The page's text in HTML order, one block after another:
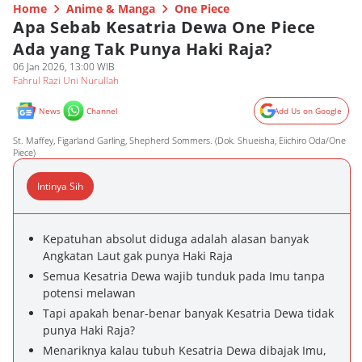
Home Anime & Manga One Piece
Apa Sebab Kesatria Dewa One Piece
Ada yang Tak Punya Haki Raja?
06 Jan 2026, 13:00 WIB
Fahrul Razi Uni Nurullah
News Channel Add Us on Google
St. Maffey, Figarland Garling, Shepherd Sommers. (Dok. Shueisha, Eiichiro Oda/One
Piece)
Intinya Sih
Kepatuhan absolut diduga adalah alasan banyak
Angkatan Laut gak punya Haki Raja
Semua Kesatria Dewa wajib tunduk pada Imu tanpa
potensi melawan
Tapi apakah benar-benar banyak Kesatria Dewa tidak
punya Haki Raja?
Menariknya kalau tubuh Kesatria Dewa dibajak Imu,